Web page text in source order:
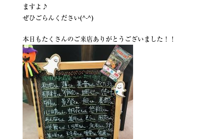
ますよ♪
ぜひごらんください(^-^)
本日もたくさんのご来店ありがとうございました！！